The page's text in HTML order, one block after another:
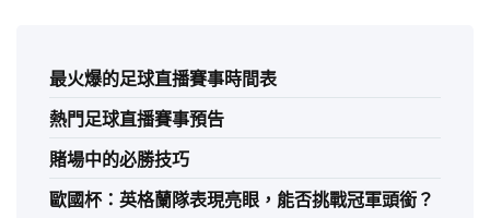
最火爆的足球直播賽事時間表
熱門足球直播賽事預告
賭場中的必勝技巧
歐國杯：英格蘭隊表現亮眼，能否挑戰冠軍頭銜？